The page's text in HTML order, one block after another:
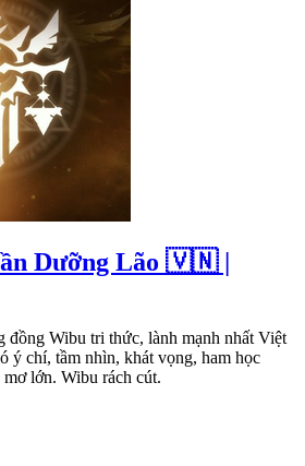
Dưỡng Lão 🇻🇳 |
đồng Wibu tri thức, lành mạnh nhất Việt
ý chí, tầm nhìn, khát vọng, ham học
lớn. Wibu rách cút.